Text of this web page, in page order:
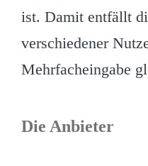
ist. Damit entfällt
verschiedener
Mehrfacheingabe
Die Anbieter